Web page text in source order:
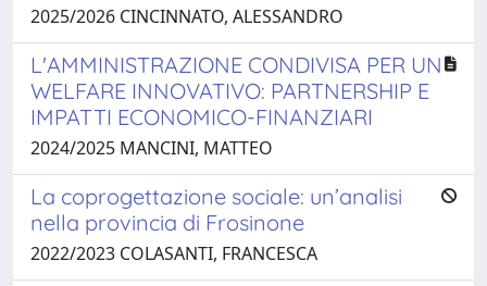
2025/2026 CINCINNATO, ALESSANDRO
L'AMMINISTRAZIONE CONDIVISA PER UN
WELFARE INNOVATIVO: PARTNERSHIP E
IMPATTI ECONOMICO-FINANZIARI
2024/2025 MANCINI, MATTEO
La coprogettazione sociale: un’analisi
nella provincia di Frosinone
2022/2023 COLASANTI, FRANCESCA